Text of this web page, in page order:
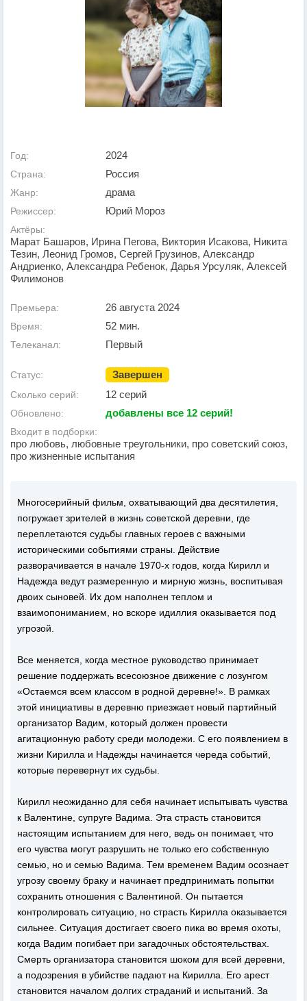
Год: 2024
Страна: Россия
Жанр: драма
Режиссер: Юрий Мороз
Актёры:
Марат Башаров, Ирина Пегова, Виктория Исакова, Никита
Тезин, Леонид Громов, Сергей Грузинов, Александр
Андриенко, Александра Ребенок, Дарья Урсуляк, Алексей
Филимонов
Премьера: 26 августа 2024
Время: 52 мин.
Телеканал: Первый
Статус: Завершен
Сколько серий: 12 серий
Обновлено: добавлены все 12 серий!
Входит в подборки:
про любовь, любовные треугольники, про советский союз,
про жизненные испытания
Многосерийный фильм, охватывающий два десятилетия,
погружает зрителей в жизнь советской деревни, где
переплетаются судьбы главных героев с важными
историческими событиями страны. Действие
разворачивается в начале 1970-х годов, когда Кирилл и
Надежда ведут размеренную и мирную жизнь, воспитывая
двоих сыновей. Их дом наполнен теплом и
взаимопониманием, но вскоре идиллия оказывается под
угрозой.
Все меняется, когда местное руководство принимает
решение поддержать всесоюзное движение с лозунгом
«Остаемся всем классом в родной деревне!». В рамках
этой инициативы в деревню приезжает новый партийный
организатор Вадим, который должен провести
агитационную работу среди молодежи. С его появлением в
жизни Кирилла и Надежды начинается череда событий,
которые перевернут их судьбы.
Кирилл неожиданно для себя начинает испытывать чувства
к Валентине, супруге Вадима. Эта страсть становится
настоящим испытанием для него, ведь он понимает, что
его чувства могут разрушить не только его собственную
семью, но и семью Вадима. Тем временем Вадим осознает
угрозу своему браку и начинает предпринимать попытки
сохранить отношения с Валентиной. Он пытается
контролировать ситуацию, но страсть Кирилла оказывается
сильнее. Ситуация достигает своего пика во время охоты,
когда Вадим погибает при загадочных обстоятельствах.
Смерть организатора становится шоком для всей деревни,
а подозрения в убийстве падают на Кирилла. Его арест
становится началом долгих страданий и испытаний. За